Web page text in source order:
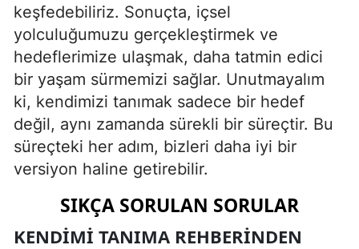
keşfedebiliriz. Sonuçta, içsel
yolculuğumuzu gerçekleştirmek ve
hedeflerimize ulaşmak, daha tatmin edici
bir yaşam sürmemizi sağlar. Unutmayalım
ki, kendimizi tanımak sadece bir hedef
değil, aynı zamanda sürekli bir süreçtir. Bu
süreçteki her adım, bizleri daha iyi bir
versiyon haline getirebilir.
SIKÇA SORULAN SORULAR
KENDIMI TANIMA REHBERINDEN